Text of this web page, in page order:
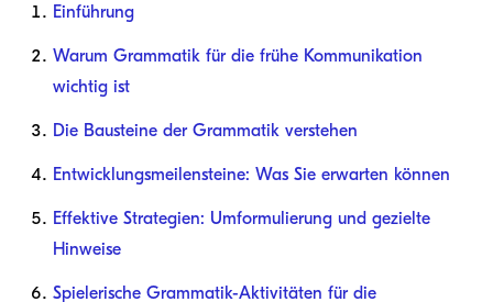
Einführung
Warum Grammatik für die frühe Kommunikation
wichtig ist
Die Bausteine der Grammatik verstehen
Entwicklungsmeilensteine: Was Sie erwarten können
Effektive Strategien: Umformulierung und gezielte
Hinweise
Spielerische Grammatik-Aktivitäten für die